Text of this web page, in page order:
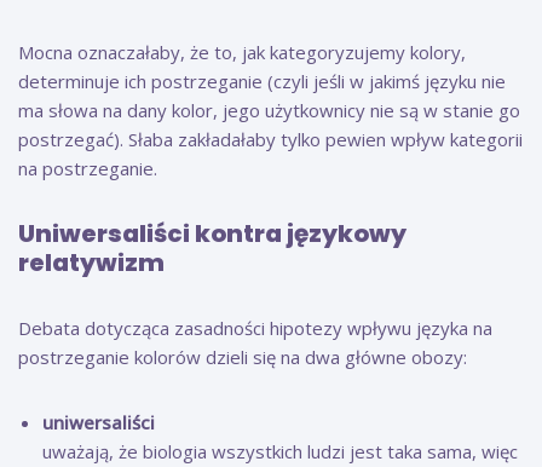
Mocna oznaczałaby, że to, jak kategoryzujemy kolory,
determinuje ich postrzeganie (czyli jeśli w jakimś języku nie
ma słowa na dany kolor, jego użytkownicy nie są w stanie go
postrzegać). Słaba zakładałaby tylko pewien wpływ kategorii
na postrzeganie.
Uniwersaliści kontra językowy
relatywizm
Debata dotycząca zasadności hipotezy wpływu języka na
postrzeganie kolorów dzieli się na dwa główne obozy:
uniwersaliści
uważają, że biologia wszystkich ludzi jest taka sama, więc